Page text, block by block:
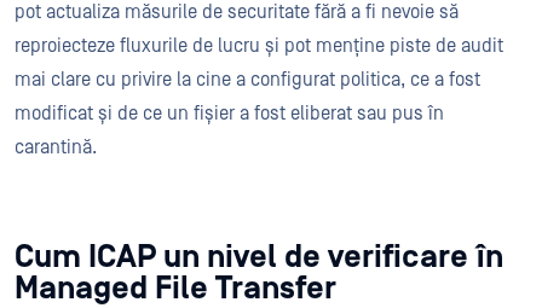
pot actualiza măsurile de securitate fără a fi nevoie să
reproiecteze fluxurile de lucru și pot menține piste de audit
mai clare cu privire la cine a configurat politica, ce a fost
modificat și de ce un fișier a fost eliberat sau pus în
carantină.
Cum ICAP un nivel de verificare în
Managed File Transfer